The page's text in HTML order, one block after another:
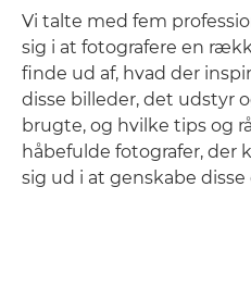
Vi talte med fem
sig i at fotografere en
finde ud af, hvad der
disse billeder, det udstyr
brugte, og hvilke tips og
håbefulde fotografer,
sig ud i at genskabe disse